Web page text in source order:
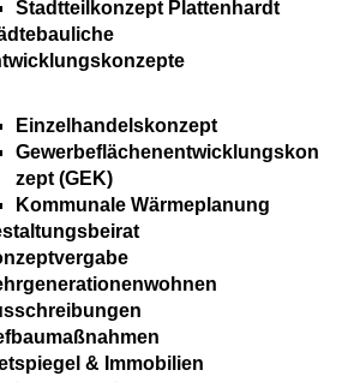
Stadtteilkonzept Plattenhardt
Einzelhandelskonzept
Gewerbeflächenentwicklungskon
zept (GEK)
Kommunale Wärmeplanung
& Immobilien